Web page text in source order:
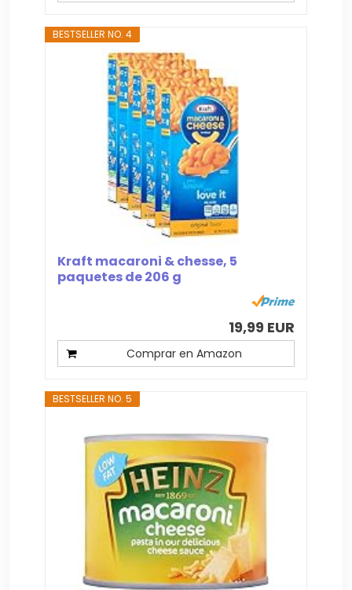
BESTSELLER NO. 4
Kraft macaroni & chesse, 5
paquetes de 206 g
19,99 EUR
Comprar en Amazon
BESTSELLER NO. 5